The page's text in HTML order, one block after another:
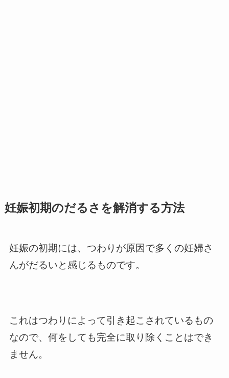
妊娠初期のだるさを解消する方法
妊娠の初期には、つわりが原因で多くの妊婦さ
んがだるいと感じるものです。
これはつわりによって引き起こされているもの
なので、何をしても完全に取り除くことはでき
ません。